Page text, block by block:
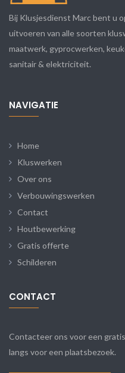
Bij Klusjesdienst Marc bent u
uitvoeren van alle soorten
maatwerk, gyprocwerken,
sanitair & elektriciteit.
NAVIGATIE
Home
Kluswerken
Over ons
Verbouwingswerken
Contact
Houtbewerking
Gratis offerte
Schilderen
CONTACT
Contacteer ons voor een
langs voor een plaatsbezoek.